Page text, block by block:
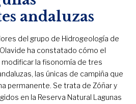
andaluzas
del grupo de Hidrogeología de
ha constatado cómo el
la fisonomía de tres
las únicas de campiña que
permanente. Se trata de Zóñar y
en la Reserva Natural Lagunas